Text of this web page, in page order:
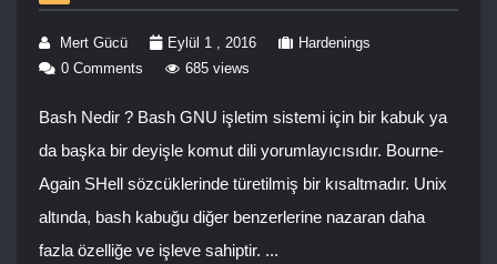
Mert Gücü Eylül 1 , 2016
Hardenings
0 Comments
685 views
Bash Nedir ? Bash GNU işletim sistemi için bir kabuk ya
da başka bir deyişle komut dili yorumlayıcısıdır. Bourne-
Again SHell sözcüklerinde türetilmiş bir kısaltmadır. Unix
altında, bash kabuğu diğer benzerlerine nazaran daha
fazla özelliğe ve işleve sahiptir. ...